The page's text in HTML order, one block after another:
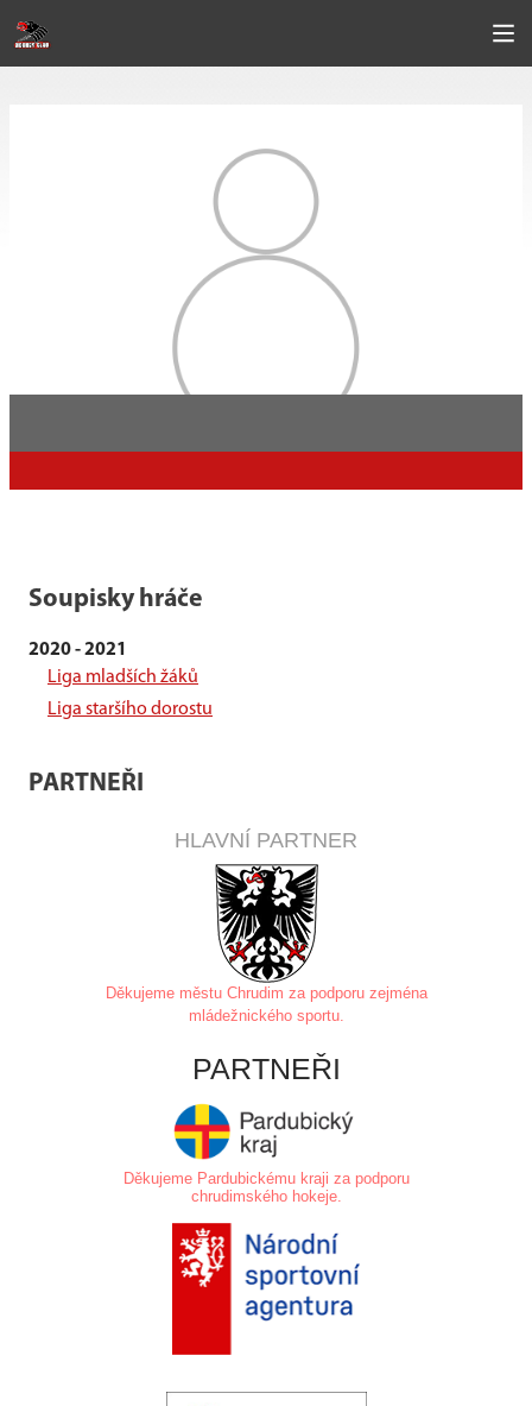
Soupisky hráče
2020 - 2021
Liga mladších žáků
Liga staršího dorostu
PARTNEŘI
HLAVNÍ PARTNER
Děkujeme městu Chrudim za podporu zejména
mládežnického sportu.
PARTNEŘI
Děkujeme Pardubickému kraji za podporu
chrudimského hokeje.